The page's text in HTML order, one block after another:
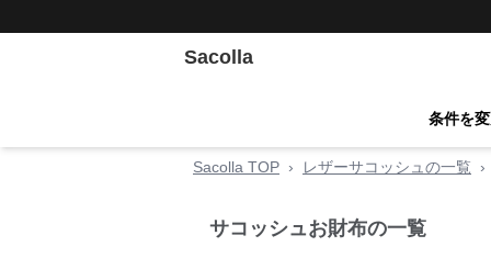
Sacolla
条件を
Sacolla TOP › レザーサコッシュの一覧 ›
サコッシュお財布の一覧